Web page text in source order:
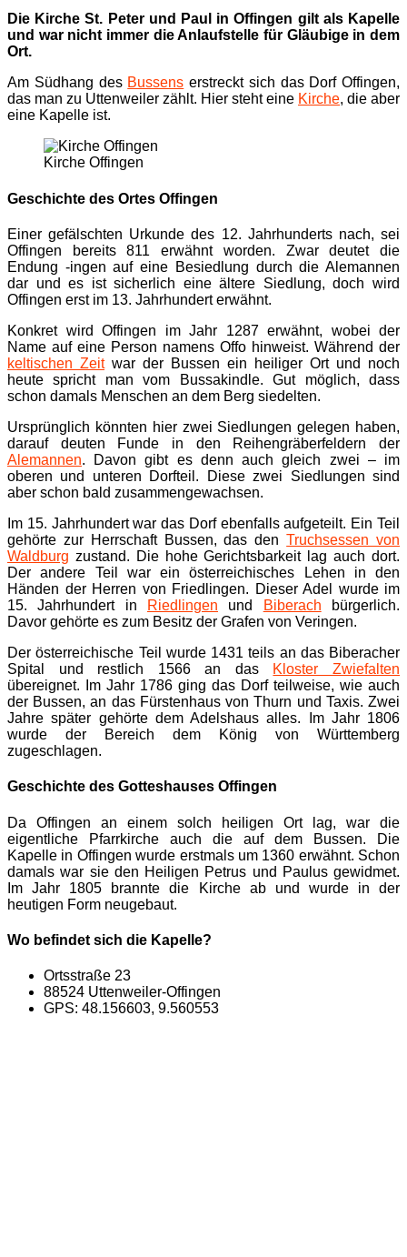
Die Kirche St. Peter und Paul in Offingen gilt als Kapelle
und war nicht immer die Anlaufstelle für Gläubige in dem
Ort.
Am Südhang des Bussens erstreckt sich das Dorf Offingen,
das man zu Uttenweiler zählt. Hier steht eine Kirche, die aber
eine Kapelle ist.
Kirche Offingen
Geschichte des Ortes Offingen
Einer gefälschten Urkunde des 12. Jahrhunderts nach, sei
Offingen bereits 811 erwähnt worden. Zwar deutet die
Endung -ingen auf eine Besiedlung durch die Alemannen
dar und es ist sicherlich eine ältere Siedlung, doch wird
Offingen erst im 13. Jahrhundert erwähnt.
Konkret wird Offingen im Jahr 1287 erwähnt, wobei der
Name auf eine Person namens Offo hinweist. Während der
keltischen Zeitwar der Bussen ein heiliger Ort und noch
heute spricht man vom Bussakindle. Gut möglich, dass
schon damals Menschen an dem Berg siedelten.
Ursprünglich könnten hier zwei Siedlungen gelegen haben,
darauf deuten Funde in den Reihengräberfeldern der
Alemannen. Davon gibt es denn auch gleich zwei – im
oberen und unteren Dorfteil. Diese zwei Siedlungen sind
aber schon bald zusammengewachsen.
Im 15. Jahrhundert war das Dorf ebenfalls aufgeteilt. Ein Teil
gehörte zur Herrschaft Bussen, das denTruchsessen von
Waldburg zustand. Die hohe Gerichtsbarkeit lag auch dort.
Der andere Teil war ein österreichisches Lehen in den
Händen der Herren von Friedlingen. Dieser Adel wurde im
15. Jahrhundert in
Riedlingen und Biberach bürgerlich.
Davor gehörte es zum Besitz der Grafen von Veringen.
Der österreichische Teil wurde 1431 teils an das Biberacher
Spital und restlich 1566 an das Kloster Zwiefalten
übereignet. Im Jahr 1786 ging das Dorf teilweise, wie auch
der Bussen, an das Fürstenhaus von Thurn und Taxis. Zwei
Jahre später gehörte dem Adelshaus alles. Im Jahr 1806
wurde der Bereich dem König von Württemberg
zugeschlagen.
Geschichte des Gotteshauses Offingen
Da Offingen an einem solch heiligen Ort lag, war die
eigentliche Pfarrkirche auch die auf dem Bussen. Die
Kapelle in Offingen wurde erstmals um 1360 erwähnt. Schon
damals war sie den Heiligen Petrus und Paulus gewidmet.
Im Jahr 1805 brannte die Kirche ab und wurde in der
heutigen Form neugebaut.
Wo befindet sich die Kapelle?
Ortsstraße 23
88524 Uttenweiler-Offingen
GPS: 48.156603, 9.560553